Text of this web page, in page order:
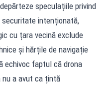
speculațiile privind
securitate intenționată,
cu țara vecină exclude
și hărțile de navigație
echivoc faptul că drona
nu a avut ca țintă